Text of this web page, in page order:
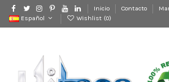
Inicio Contacto
Español
Wishlist (0)